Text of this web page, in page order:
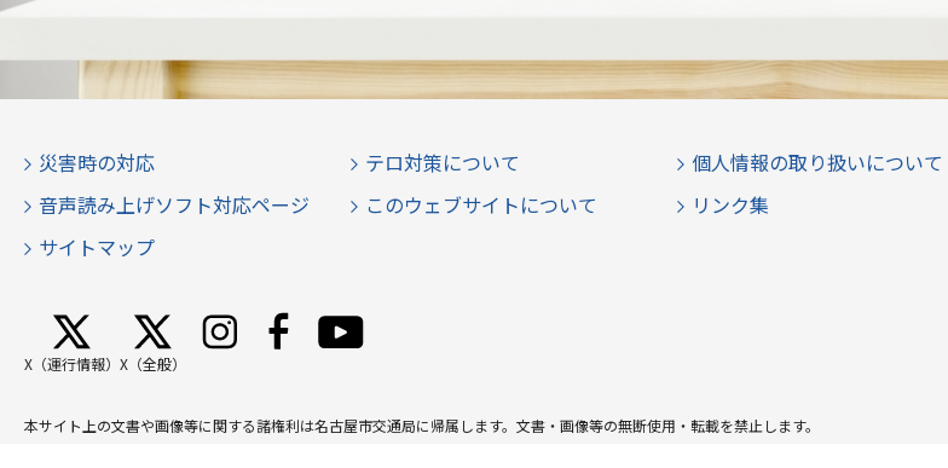
災害時の対応 テロ対策について
個人情報の取り扱いについて
音声読み上げソフト対応ページ
このウェブサイトについて
リンク集
サイトマップ
X（運行情報） X（全般）
本サイト上の文書や画像等に関する諸権利は名古屋市交通局に帰属します。文書・画像等の無断使用・転載を禁止します。